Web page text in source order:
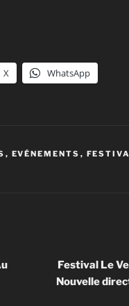
X WhatsApp
, EVÉNEMENTS ,
Festival Le
Nouvelle